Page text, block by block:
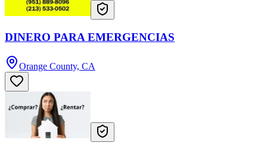
DINERO PARA EMERGENCIAS
Orange County, CA